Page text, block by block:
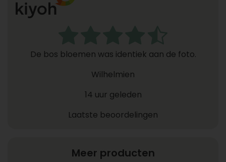
De bos bloemen was identiek aan de foto.
Wilhelmien
14 uur geleden
Laatste beoordelingen
Meer producten